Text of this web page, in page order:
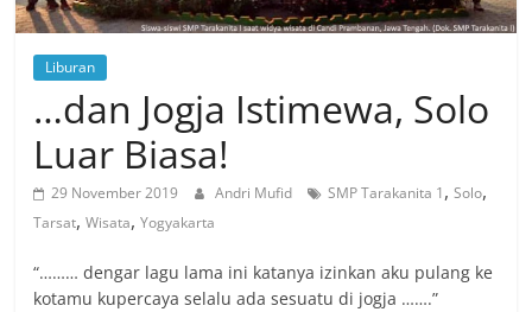
Liburan
…dan Jogja Istimewa, Solo
Luar Biasa!
29 November 2019 Andri Mufid SMP Tarakanita 1,Solo,
Tarsat,Wisata,Yogyakarta
“……… dengar lagu lama ini katanya izinkan aku pulang ke
kotamu kupercaya selalu ada sesuatu di jogja …….”